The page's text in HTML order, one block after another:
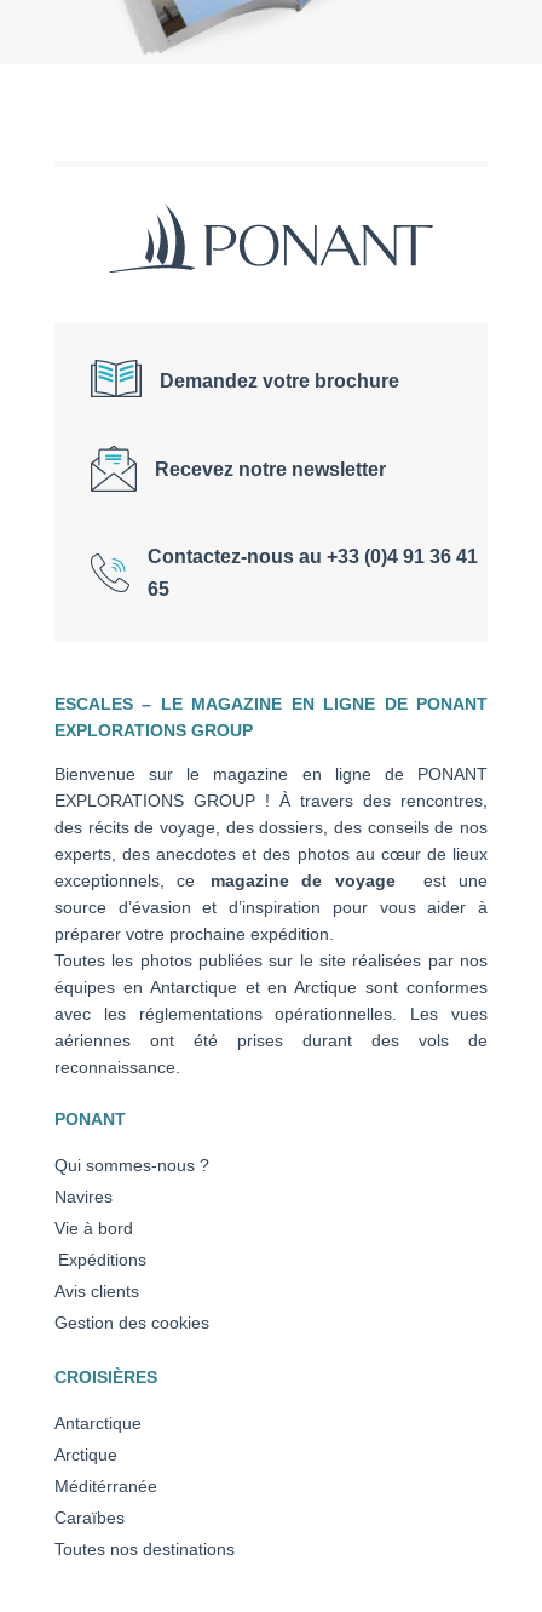
Demandez votre brochure
Recevez notre newsletter
Contactez-nous au +33 (0)4 91 36 41
65
ESCALES – LE MAGAZINE EN LIGNE DE PONANT
EXPLORATIONS GROUP
Bienvenue sur le magazine en ligne de PONANT
EXPLORATIONS GROUP ! À travers des rencontres,
des récits de voyage, des dossiers, des conseils de nos
experts, des anecdotes et des photos au cœur de lieux
exceptionnels, ce magazine de voyage
est une
source d’évasion et d’inspiration pour vous aider à
préparer votre prochaine expédition.
Toutes les photos publiées sur le site réalisées par nos
équipes en Antarctique et en Arctique sont conformes
avec les réglementations opérationnelles. Les vues
aériennes ont été prises durant des vols de
reconnaissance.
PONANT
Qui sommes-nous ?
Navires
Vie à bord
Expéditions
Avis clients
Gestion des cookies
CROISIÈRES
Antarctique
Arctique
Méditérranée
Caraïbes
Toutes nos destinations